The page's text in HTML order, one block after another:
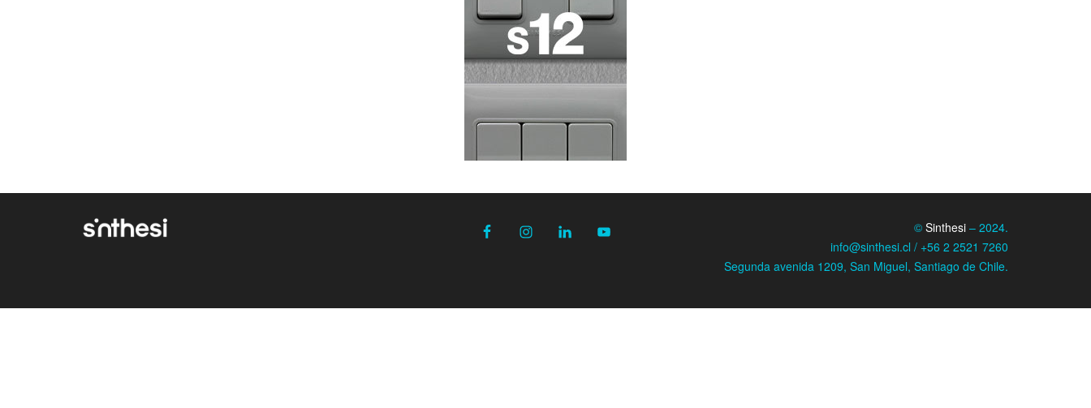
© Sinthesi– 2024.
info@sinthesi.cl / +56 2 2521 7260
Segunda avenida 1209, San Miguel, Santiago de Chile.